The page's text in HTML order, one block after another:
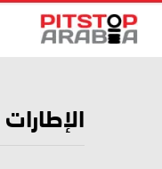
الإطارات